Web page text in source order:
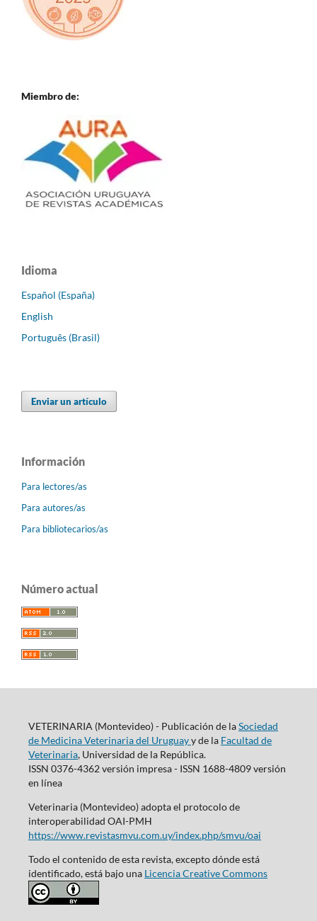
Miembro de:
Idioma
Español (España)
English
Português (Brasil)
Enviar un artículo
Información
Para lectores/as
Para autores/as
Para bibliotecarios/as
Número actual
VETERINARIA (Montevideo) - Publicación de laSociedad
de Medicina Veterinaria del Uruguayy de la Facultad de
Veterinaria, Universidad de la República.
ISSN 0376-4362 versión impresa - ISSN 1688-4809 versión
en línea
Veterinaria (Montevideo) adopta el protocolo de
interoperabilidad OAI-PMH
https://www.revistasmvu.com.uy/index.php/smvu/oai
Todo el contenido de esta revista, excepto dónde está
identificado, está bajo una Licencia Creative Commons